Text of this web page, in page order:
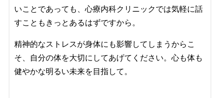
いことであっても、心療内科クリニックでは気軽に話
すこともきっとあるはずですから。
精神的なストレスが身体にも影響してしまうからこ
そ、自分の体を大切にしてあげてください。心も体も
健やかな明るい未来を目指して。